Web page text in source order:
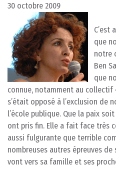
30 octobre 2009
C’est
que
notre
Ben
que
connue, notamment au collectif
s’était opposé à l’exclusion de
l’école publique. Que la paix
ont pris fin. Elle a fait face très
aussi fulgurante que terrible
nombreuses autres épreuves
vont vers sa famille et ses